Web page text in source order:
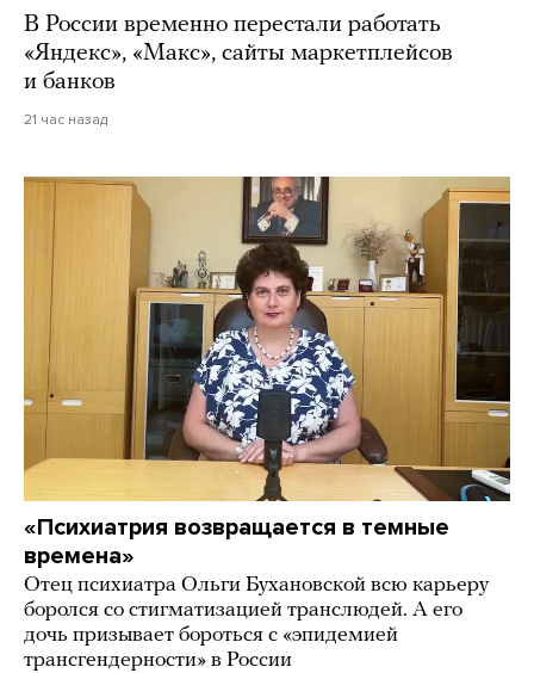
В России временно перестали работать
«Яндекс», «Макс», сайты маркетплейсов
и банков
21 час назад
«Психиатрия возвращается в темные
времена»
Отец психиатра Ольги Бухановской всю карьеру
боролся со стигматизацией транслюдей. А его
дочь призывает бороться с «эпидемией
трансгендерности» в России